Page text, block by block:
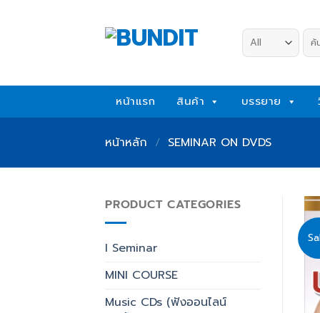
ค้น
หน้าแรก สินค้า บรรยาย
หน้าหลัก / SEMINAR ON DVDS
PRODUCT CATEGORIES
I Seminar
MINI COURSE
Music CDs (ฟังออนไลน์